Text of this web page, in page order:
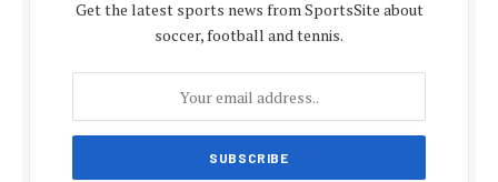
Get the latest sports news from SportsSite about
soccer, football and tennis.